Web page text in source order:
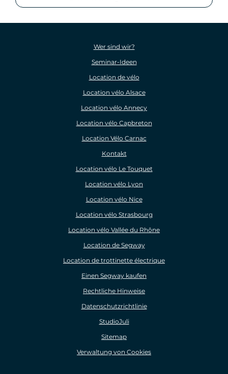
Wer sind wir?
Seminar-Ideen
Location de vélo
Location vélo Alsace
Location vélo Annecy
Location vélo Capbreton
Location Vélo Carnac
Kontakt
Location vélo Le Touquet
Location vélo Lyon
Location vélo Nice
Location vélo Strasbourg
Location vélo Vallée du Rhône
Location de Segway
Location de trottinette électrique
Einen Segway kaufen
Rechtliche Hinweise
Datenschutzrichtlinie
StudioJuli
Sitemap
Verwaltung von Cookies